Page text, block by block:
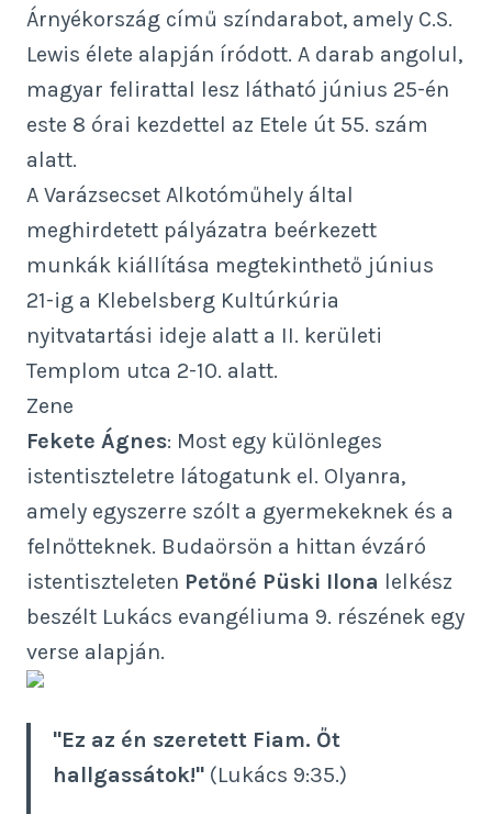
Árnyékország című színdarabot, amely C.S.
Lewis élete alapján íródott. A darab angolul,
magyar felirattal lesz látható június 25-én
este 8 órai kezdettel az Etele út 55. szám
alatt.
A Varázsecset Alkotóműhely által
meghirdetett pályázatra beérkezett
munkák kiállítása megtekinthető június
21-ig a Klebelsberg Kultúrkúria
nyitvatartási ideje alatt a II. kerületi
Templom utca 2-10. alatt.
Zene
Fekete Ágnes: Most egy különleges
istentiszteletre látogatunk el. Olyanra,
amely egyszerre szólt a gyermekeknek és a
felnőtteknek. Budaörsön a hittan évzáró
istentiszteleten Petőné Püski Ilona lelkész
beszélt Lukács evangéliuma 9. részének egy
verse alapján.
"Ez az én szeretett Fiam. Őt
hallgassátok!" (Lukács 9:35.)